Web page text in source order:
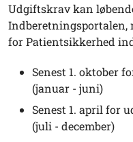
Udgiftskrav kan
Indberetningsportalen,
for Patientsikkerhed
Senest 1. oktober
(januar - juni)
Senest 1. april for
(juli - december)